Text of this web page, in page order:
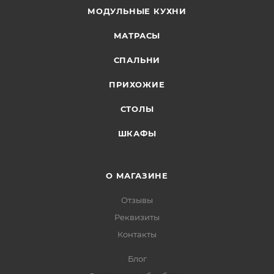
МОДУЛЬНЫЕ КУХНИ
МАТРАСЫ
СПАЛЬНИ
ПРИХОЖИЕ
СТОЛЫ
ШКАФЫ
О МАГАЗИНЕ
Отзывы
Реквизиты
Контакты
Блог